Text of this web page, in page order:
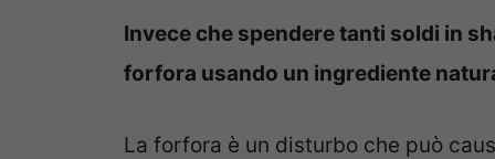
Invece che spendere tanti soldi in
forfora usando un ingrediente
La forfora è un disturbo che può